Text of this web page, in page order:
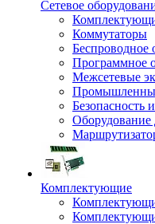
Сетевое
Коммутаторы
Беспроводное
Программное
Межсетевые
Безопасность
Оборудование
Комплектующие